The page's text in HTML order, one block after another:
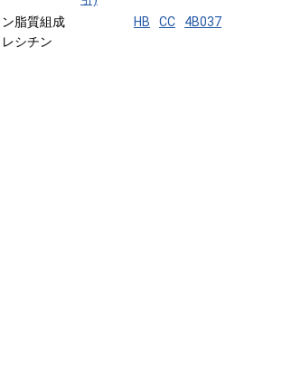
脂質組成
シチン
HB CC 4B037